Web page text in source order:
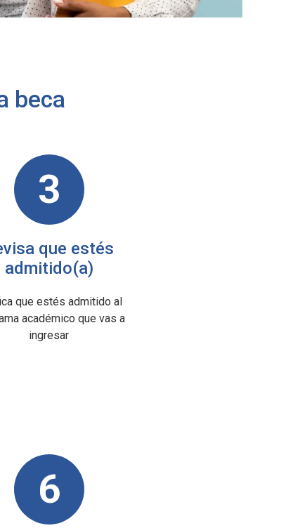
beca
3
que estés
admitido(a)
que estés admitido al
académico que vas a
ingresar
6